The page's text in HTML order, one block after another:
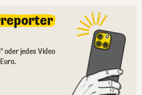
oder jedes Video